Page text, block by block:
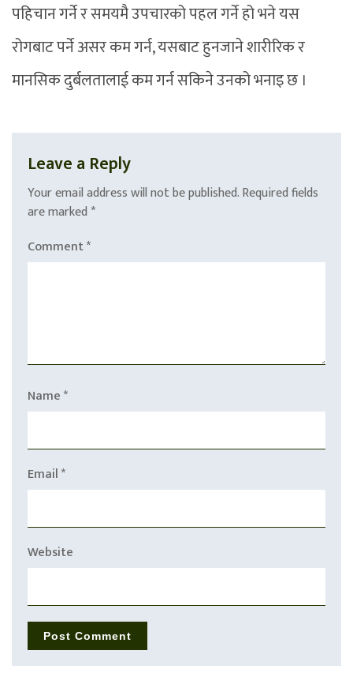
पहिचान गर्ने र समयमै उपचारको पहल गर्ने हो भने यस
रोगबाट पर्ने असर कम गर्न, यसबाट हुनजाने शारीरिक र
मानसिक दुर्बलतालाई कम गर्न सकिने उनको भनाइ छ ।
Leave a Reply
Your email address will not be published.Required fields
are marked *
Comment*
Name*
Email*
Website